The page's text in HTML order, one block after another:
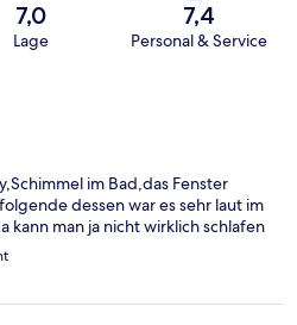
7,0
Lage
7,4
Personal & Service
im Bad,das Fenster
dessen war es sehr laut im
kann man ja nicht wirklich schlafen